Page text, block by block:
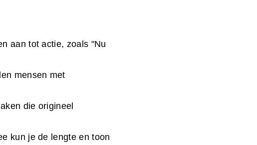
aan tot actie, zoals "Nu
mensen met
die origineel
kun je de lengte en toon